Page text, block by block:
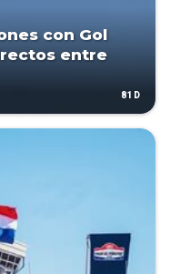
con Gol
entre
81D